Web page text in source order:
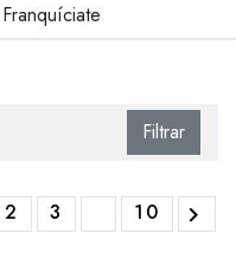
Franquíciate
Filtrar
2 3 10 